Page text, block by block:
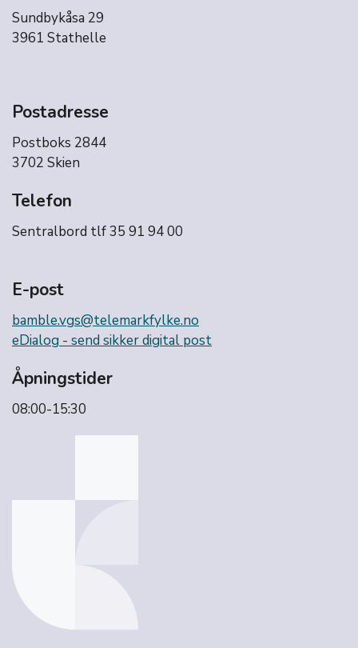
Sundbykåsa 29
3961 Stathelle
Postadresse
Postboks 2844
3702 Skien
Telefon
Sentralbord tlf 35 91 94 00
E-post
bamble.vgs@telemarkfylke.no
eDialog - send sikker digital post
Åpningstider
08:00-15:30